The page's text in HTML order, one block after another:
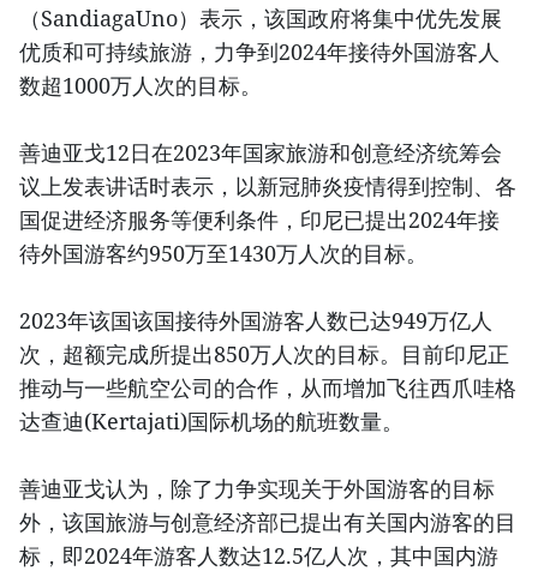
（SandiagaUno）表示，该国政府将集中优先发展
优质和可持续旅游，力争到2024年接待外国游客人
数超1000万人次的目标。
善迪亚戈12日在2023年国家旅游和创意经济统筹会
议上发表讲话时表示，以新冠肺炎疫情得到控制、各
国促进经济服务等便利条件，印尼已提出2024年接
待外国游客约950万至1430万人次的目标。
2023年该国该国接待外国游客人数已达949万亿人
次，超额完成所提出850万人次的目标。目前印尼正
推动与一些航空公司的合作，从而增加飞往西爪哇格
达查迪(Kertajati)国际机场的航班数量。
善迪亚戈认为，除了力争实现关于外国游客的目标
外，该国旅游与创意经济部已提出有关国内游客的目
标，即2024年游客人数达12.5亿人次，其中国内游